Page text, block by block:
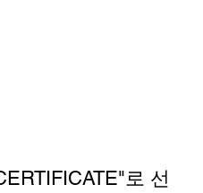
로 선